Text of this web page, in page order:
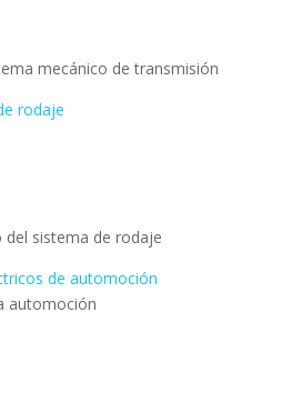
mecánico de transmisión
rodaje
sistema de rodaje
de automoción
automoción